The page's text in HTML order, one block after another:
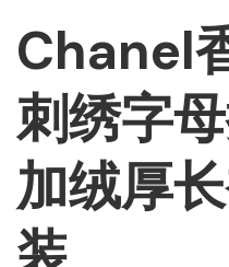
Chanel
刺绣字
加绒厚